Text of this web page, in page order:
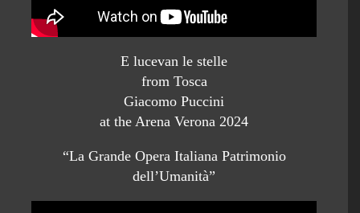
E lucevan le stelle
from Tosca
Giacomo Puccini
at the Arena Verona 2024
“La Grande Opera Italiana Patrimonio
dell’Umanità”